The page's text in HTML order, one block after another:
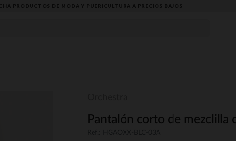
PRODUCTOS DE MODA Y PUERICULTURA A PRECIOS BAJOS
Pantalón corto de mezclilla